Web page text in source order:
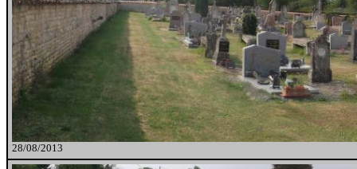
28/08/2013